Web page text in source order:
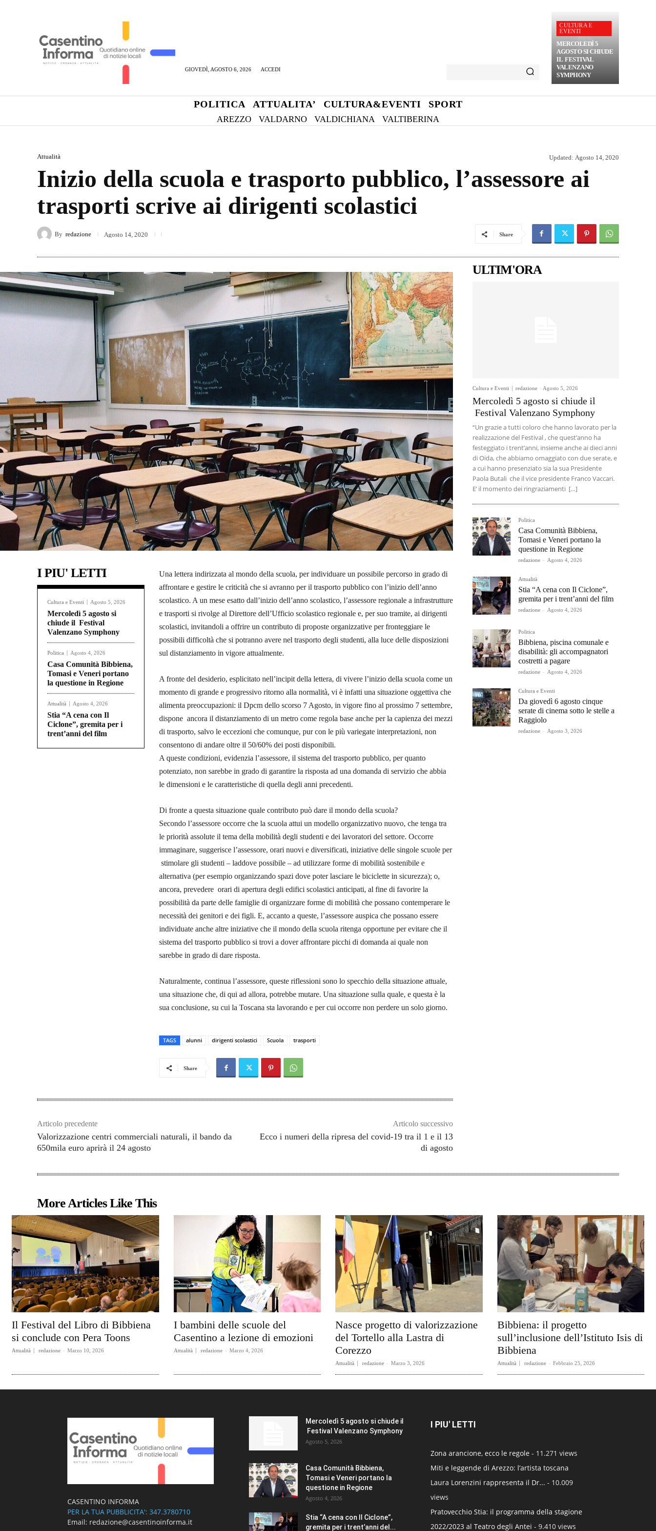
GIOVEDÌ, AGOSTO 6, 2026 ACCEDI
CULTURA E
EVENTI
MERCOLEDÌ 5
AGOSTO SI CHIUDE
IL FESTIVAL
VALENZANO
SYMPHONY
POLITICA ATTUALITA’ CULTURA&EVENTI SPORT
AREZZO VALDARNO VALDICHIANA VALTIBERINA
Attualità Updated: Agosto 14, 2020
Inizio della scuola e trasporto pubblico, l’assessore ai
trasporti scrive ai dirigenti scolastici
By redazione Agosto 14, 2020 Share
I PIU' LETTI
Cultura e Eventi Agosto 5, 2026
Mercoledì 5 agosto si
chiude il Festival
Valenzano Symphony
Politica Agosto 4, 2026
Casa Comunità Bibbiena,
Tomasi e Veneri portano
la questione in Regione
Attualità Agosto 4, 2026
Stia “A cena con Il
Ciclone”, gremita per i
trent’anni del film
Una lettera indirizzata al mondo della scuola, per individuare un possibile percorso in grado di
affrontare e gestire le criticità che si avranno per il trasporto pubblico con l’inizio dell’anno
scolastico. A un mese esatto dall’inizio dell’anno scolastico, l’assessore regionale a infrastrutture
e trasporti si rivolge al Direttore dell’Ufficio scolastico regionale e, per suo tramite, ai dirigenti
scolastici, invitandoli a offrire un contributo di proposte organizzative per fronteggiare le
possibili difficoltà che si potranno avere nel trasporto degli studenti, alla luce delle disposizioni
sul distanziamento in vigore attualmente.
A fronte del desiderio, esplicitato nell’incipit della lettera, di vivere l’inizio della scuola come un
momento di grande e progressivo ritorno alla normalità, vi è infatti una situazione oggettiva che
alimenta preoccupazioni: il Dpcm dello scorso 7 Agosto, in vigore fino al prossimo 7 settembre,
dispone ancora il distanziamento di un metro come regola base anche per la capienza dei mezzi
di trasporto, salvo le eccezioni che comunque, pur con le più variegate interpretazioni, non
consentono di andare oltre il 50/60% dei posti disponibili.
A queste condizioni, evidenzia l’assessore, il sistema del trasporto pubblico, per quanto
potenziato, non sarebbe in grado di garantire la risposta ad una domanda di servizio che abbia
le dimensioni e le caratteristiche di quella degli anni precedenti.
Di fronte a questa situazione quale contributo può dare il mondo della scuola?
Secondo l’assessore occorre che la scuola attui un modello organizzativo nuovo, che tenga tra
le priorità assolute il tema della mobilità degli studenti e dei lavoratori del settore. Occorre
immaginare, suggerisce l’assessore, orari nuovi e diversificati, iniziative delle singole scuole per
stimolare gli studenti – laddove possibile – ad utilizzare forme di mobilità sostenibile e
alternativa (per esempio organizzando spazi dove poter lasciare le biciclette in sicurezza); o,
ancora, prevedere orari di apertura degli edifici scolastici anticipati, al fine di favorire la
possibilità da parte delle famiglie di organizzare forme di mobilità che possano contemperare le
necessità dei genitori e dei figli. E, accanto a queste, l’assessore auspica che possano essere
individuate anche altre iniziative che il mondo della scuola ritenga opportune per evitare che il
sistema del trasporto pubblico si trovi a dover affrontare picchi di domanda ai quale non
sarebbe in grado di dare risposta.
Naturalmente, continua l’assessore, queste riflessioni sono lo specchio della situazione attuale,
una situazione che, di qui ad allora, potrebbe mutare. Una situazione sulla quale, e questa è la
sua conclusione, su cui la Toscana sta lavorando e per cui occorre non perdere un solo giorno.
TAGS alunni dirigenti scolastici Scuola trasporti
Share
Articolo precedente
Valorizzazione centri commerciali naturali, il bando da
650mila euro aprirà il 24 agosto
Articolo successivo
Ecco i numeri della ripresa del covid-19 tra il 1 e il 13
di agosto
ULTIM'ORA
Cultura e Eventi redazione - Agosto 5, 2026
Mercoledì 5 agosto si chiude il
Festival Valenzano Symphony
“Un grazie a tutti coloro che hanno lavorato per la
realizzazione del Festival , che quest’anno ha
festeggiato i trent’anni, insieme anche ai dieci anni
di Oida, che abbiamo omaggiato con due serate, e
a cui hanno presenziato sia la sua Presidente
Paola Butali che il vice presidente Franco Vaccari.
E’ il momento dei ringraziamenti […]
Politica
Casa Comunità Bibbiena,
Tomasi e Veneri portano la
questione in Regione
redazione - Agosto 4, 2026
Attualità
Stia “A cena con Il Ciclone”,
gremita per i trent’anni del film
redazione - Agosto 4, 2026
Politica
Bibbiena, piscina comunale e
disabilità: gli accompagnatori
costretti a pagare
redazione - Agosto 4, 2026
Cultura e Eventi
Da giovedì 6 agosto cinque
serate di cinema sotto le stelle a
Raggiolo
redazione - Agosto 3, 2026
More Articles Like This
Il Festival del Libro di Bibbiena
si conclude con Pera Toons
Attualità redazione - Marzo 10, 2026
I bambini delle scuole del
Casentino a lezione di emozioni
Attualità redazione - Marzo 4, 2026
Nasce progetto di valorizzazione
del Tortello alla Lastra di
Corezzo
Attualità redazione - Marzo 3, 2026
Bibbiena: il progetto
sull’inclusione dell’Istituto Isis di
Bibbiena
Attualità redazione - Febbraio 25, 2026
CASENTINO INFORMA
PER LA TUA PUBBLICITA': 347.3780710
Email: redazione@casentinoinforma.it
Mercoledì 5 agosto si chiude il
Festival Valenzano Symphony
Agosto 5, 2026
Casa Comunità Bibbiena,
Tomasi e Veneri portano la
questione in Regione
Agosto 4, 2026
Stia “A cena con Il Ciclone”,
gremita per i trent’anni del...
I PIU' LETTI
Zona arancione, ecco le regole - 11.271 views
Miti e leggende di Arezzo: l’artista toscana
Laura Lorenzini rappresenta il Dr... - 10.009
views
Pratovecchio Stia: il programma della stagione
2022/2023 al Teatro degli Antei - 9.410 views